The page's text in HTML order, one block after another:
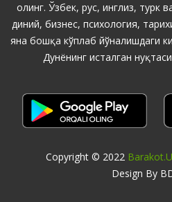
олинг. Ўзбек, рус, инглиз, турк
диний, бизнес, психология,
яна бошқа кўплаб йўналишдаги
Дунёнинг исталган
Copyright © 2022
Design By